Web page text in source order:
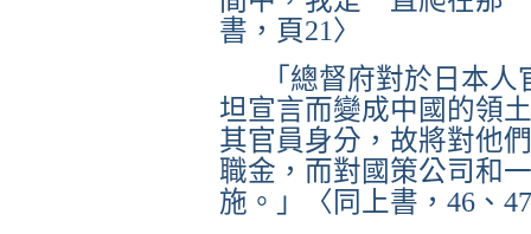
書，頁21 〉
「 總督府對於日本人
坦宣言而變成中國的領
其官員身分，故將對他
職金，而對國策公司和
施。 」〈同上書， 46 、 47